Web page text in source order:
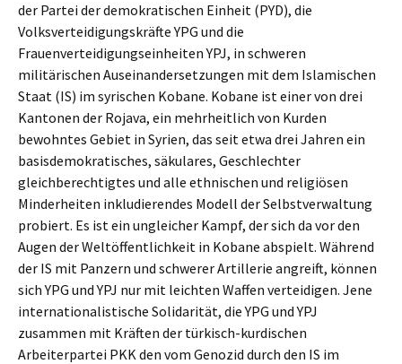
der Partei der demokratischen Einheit (PYD), die
Volksverteidigungskräfte YPG und die
Frauenverteidigungseinheiten YPJ, in schweren
militärischen Auseinandersetzungen mit dem Islamischen
Staat (IS) im syrischen Kobane. Kobane ist einer von drei
Kantonen der Rojava, ein mehrheitlich von Kurden
bewohntes Gebiet in Syrien, das seit etwa drei Jahren ein
basisdemokratisches, säkulares, Geschlechter
gleichberechtigtes und alle ethnischen und religiösen
Minderheiten inkludierendes Modell der Selbstverwaltung
probiert. Es ist ein ungleicher Kampf, der sich da vor den
Augen der Weltöffentlichkeit in Kobane abspielt. Während
der IS mit Panzern und schwerer Artillerie angreift, können
sich YPG und YPJ nur mit leichten Waffen verteidigen. Jene
internationalistische Solidarität, die YPG und YPJ
zusammen mit Kräften der türkisch-kurdischen
Arbeiterpartei PKK den vom Genozid durch den IS im